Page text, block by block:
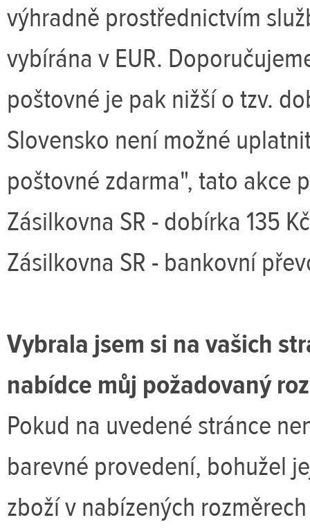
výhradně prostřednictvím
vybírána v EUR.
poštovné je pak nižší o tzv.
Slovensko není možné
poštovné zdarma", tato akce
Zásilkovna SR - dobírka 135 Kč
Zásilkovna SR - bankovní
Vybrala jsem si na vašich
nabídce můj požadovaný
Pokud na uvedené stránce
barevné provedení, bohužel
zboží v nabízených